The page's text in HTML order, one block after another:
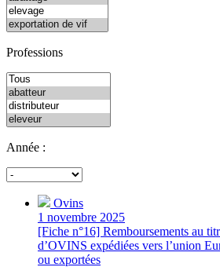
Professions
Année :
Ovins
1 novembre 2025
[Fiche n°16] Remboursements au
d’OVINS expédiées vers l’union
ou exportées